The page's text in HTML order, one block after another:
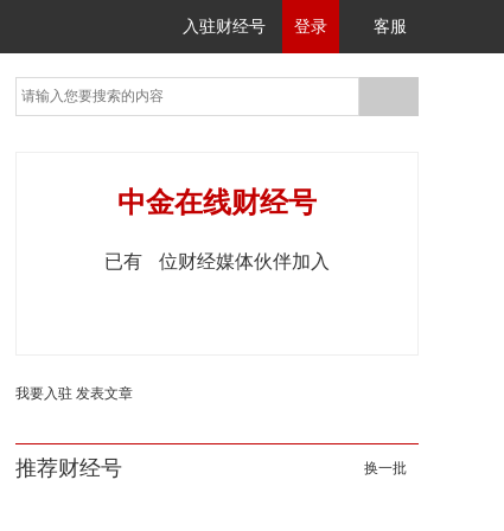
入驻财经号 登录 客服
中金在线财经号
已有 位财经媒体伙伴加入
我要入驻 发表文章
推荐财经号 换一批